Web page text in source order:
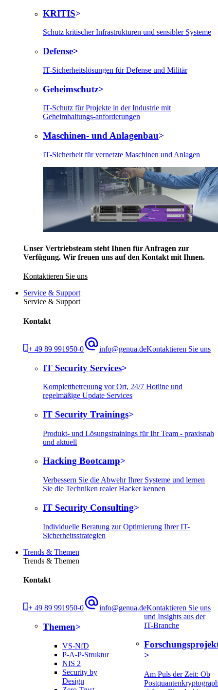
KRITIS
Schutz kritischer Infrastrukturen und sensibler Systeme
Defense
IT-Sicherheitslösungen für Defense und Militär
Geheimschutz
IT-Schutz für Projekte in der Industrie mit
Geheimhaltungs-anforderungen
Maschinen- und Anlagenbau
IT-Sicherheit für vernetzte Maschinen und Anlagen
Unser Vertriebsteam steht Ihnen für Anfragen zur
Verfügung. Wir freuen uns auf den Kontakt mit Ihnen.
Kontaktieren Sie uns
Service & Support
Service & Support
Kontakt
+ 49 89 991950-0 info@genua.deKontaktieren Sie uns
IT Security Services
Komplettbetreuung vor Ort, 24/7 Hotline und
regelmäßige Update Services
IT Security Trainings
Produkt- und Lösungstrainings für Ihr Team - praxisnah
und aktuell
Hacking Bootcamp
Verbessern Sie die Abwehr Ihrer Systeme und lernen
Sie die Techniken realer Hacker kennen
IT Security Consulting
Individuelle Beratung zur Optimierung Ihrer IT-
Sicherheitsstrategien
Trends & Themen
Trends & Themen
Kontakt
+ 49 89 991950-0 info@genua.deKontaktieren Sie uns
Themen
VS-NfD
P-A-P-Struktur
NIS 2
Security by
Design
und Insights aus der
IT-Branche
Am Puls der Zeit: Ob